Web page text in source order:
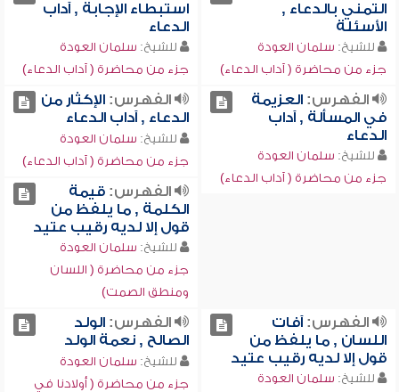
التمني بالدعاء ,
الأسئلة
للشيخ: سلمان العودة
جزء من محاضرة ( آداب الدعاء)
استبطاء الإجابة , آداب
الدعاء
للشيخ: سلمان العودة
جزء من محاضرة ( آداب الدعاء)
الفهرس:العزيمة
في المسألة , آداب
الدعاء
للشيخ: سلمان العودة
جزء من محاضرة ( آداب الدعاء)
الفهرس:الإكثار من
الدعاء , آداب الدعاء
للشيخ: سلمان العودة
جزء من محاضرة ( آداب الدعاء)
الفهرس:قيمة
الكلمة , ما يلفظ من
قول إلا لديه رقيب عتيد
للشيخ: سلمان العودة
جزء من محاضرة ( اللسان
ومنطق الصمت)
الفهرس:آفات
اللسان , ما يلفظ من
قول إلا لديه رقيب عتيد
للشيخ: سلمان العودة
الفهرس:الولد
الصالح , نعمة الولد
للشيخ: سلمان العودة
جزء من محاضرة ( أولادنا في